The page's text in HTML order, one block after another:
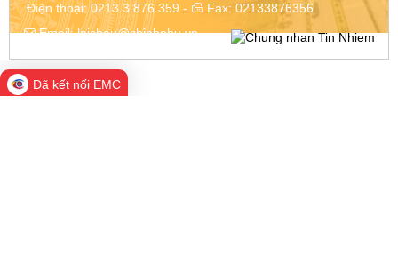
Điện thoại:0213.3.876.359 - Fax: 02133876356
Email:laichau@chinhphu.vn
Đã kết nối EMC